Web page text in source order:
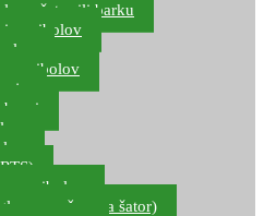
za šator ili barku
za ribolov
za ribolov
za ribolov
ručne, za šator)